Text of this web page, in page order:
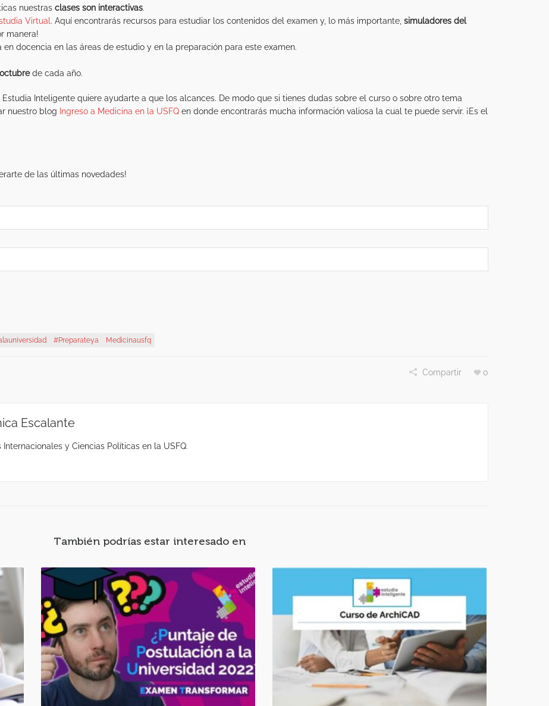
nuestras clases son interactivas.
Virtual . Aquí encontrarás recursos para estudiar los contenidos del examen y, lo más importante, simuladores del
manera!
en docencia en las áreas de estudio y en la preparación para este examen.
de cada año.
Inteligente quiere ayudarte a que los alcances. De modo que si tienes dudas sobre el curso o sobre otro tema
nuestro blog Ingreso a Medicina en la USFQ en donde encontrarás mucha información valiosa la cual te puede servir. ¡Es el
de las últimas novedades!
#Preparateya Medicinausfq
Compartir 0
Escalante
y Ciencias Políticas en la USFQ.
También podrías estar interesado en